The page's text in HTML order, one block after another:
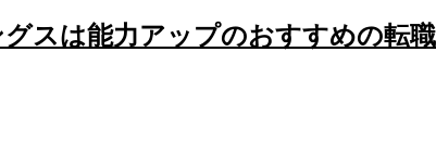
スは能力アップのおすすめの転